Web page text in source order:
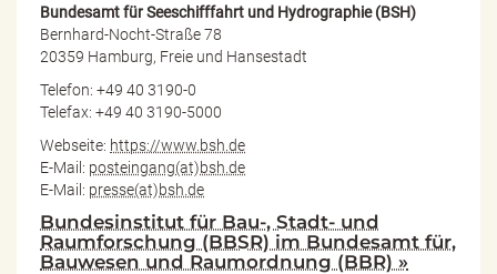
Bundesamt für Seeschifffahrt und Hydrographie (BSH)
Bernhard-Nocht-Straße 78
20359 Hamburg, Freie und Hansestadt
Telefon: +49 40 3190-0
Telefax: +49 40 3190-5000
Webseite: https://www.bsh.de
E-Mail: posteingang(at)bsh.de
E-Mail: presse(at)bsh.de
Bundesinstitut für Bau-, Stadt- und
Raumforschung (BBSR) im Bundesamt für,
Bauwesen und Raumordnung (BBR) »